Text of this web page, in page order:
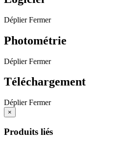
Déplier Fermer
Photométrie
Déplier Fermer
Téléchargement
Déplier Fermer
×
Produits liés